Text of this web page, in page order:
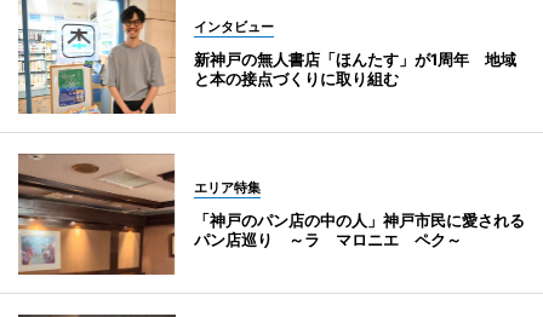
インタビュー
新神戸の無人書店「ほんたす」が1周年 地域
と本の接点づくりに取り組む
エリア特集
「神戸のパン店の中の人」神戸市民に愛される
パン店巡り ～ラ マロニエ ペク～